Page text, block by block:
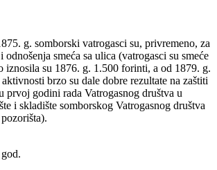
g. somborski vatrogasci su, privremeno, za
smeća sa ulica (vatrogasci su smeće
iznosila su 1876. g. 1.500 forinti, a od 1879. g.
brzo su dale dobre rezultate na zaštiti
godini rada Vatrogasnog društva u
i skladište somborskog Vatrogasnog društva